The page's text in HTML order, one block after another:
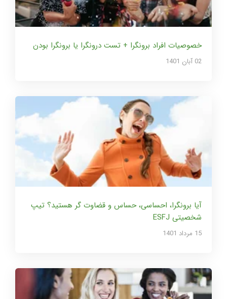
خصوصیات افراد برونگرا + تست درونگرا یا برونگرا بودن
02 آبان 1401
آیا برونگرا، احساسی، حساس و قضاوت گر هستید؟ تیپ
شخصیتی ESFJ
15 مرداد 1401